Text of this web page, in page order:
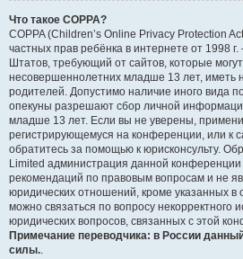
Что такое COPPA?
COPPA (Children’s Online Privacy Protection
частных прав ребёнка в интернете от 1998
Штатов, требующий от сайтов, которые
несовершеннолетних младше 13 лет, иметь
родителей. Допустимо наличие иного вида
опекуны разрешают сбор личной
младше 13 лет. Если вы не уверены,
регистрирующемуся на конференции, или к
обратитесь за помощью к юрисконсульту.
Limited администрация данной
рекомендаций по правовым вопросам и не
юридических отношений, кроме указанных в
можно связаться по вопросу некорректного
юридических вопросов, связанных с этой
Примечание переводчика: в России
силы..